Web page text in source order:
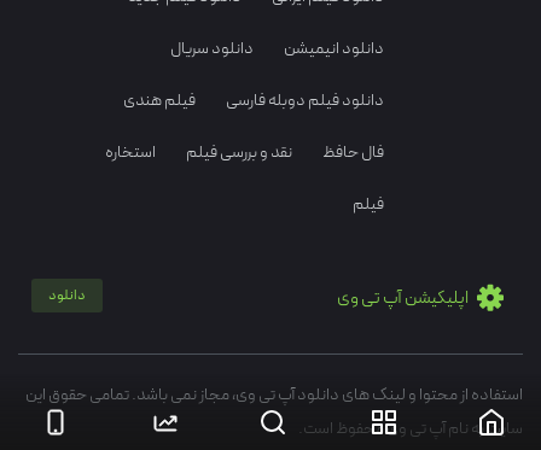
دانلود انیمیشن دانلود سریال
دانلود فیلم دوبله فارسی فیلم هندی
فال حافظ نقد و بررسی فیلم استخاره
فیلم
اپلیکیشن آپ تی وی دانلود
استفاده از محتوا و لینک های دانلود آپ تی وی، مجاز نمی باشد. تمامی حقوق این
سایت به نام آپ تی وی محفوظ است.